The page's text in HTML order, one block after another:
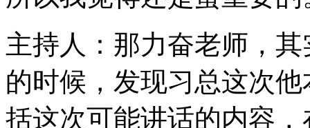
主持人：那力奋老师，
的时候，发现习总这次
括这次可能讲话的内容